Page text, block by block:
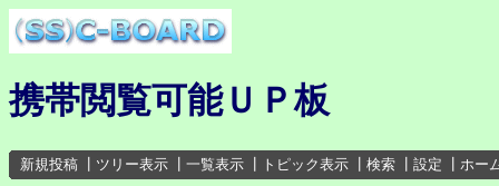
携帯閲覧可能ＵＰ板
新規投稿 ツリー表示 一覧表示 トピック表示 検索 設定 ホー